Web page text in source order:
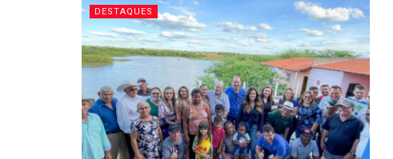
DESTAQUES